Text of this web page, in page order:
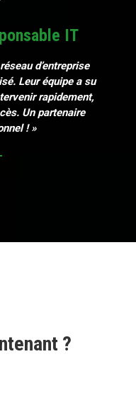
IT
d’entreprise
Leur équipe a su
rapidement,
Un partenaire
! »
?